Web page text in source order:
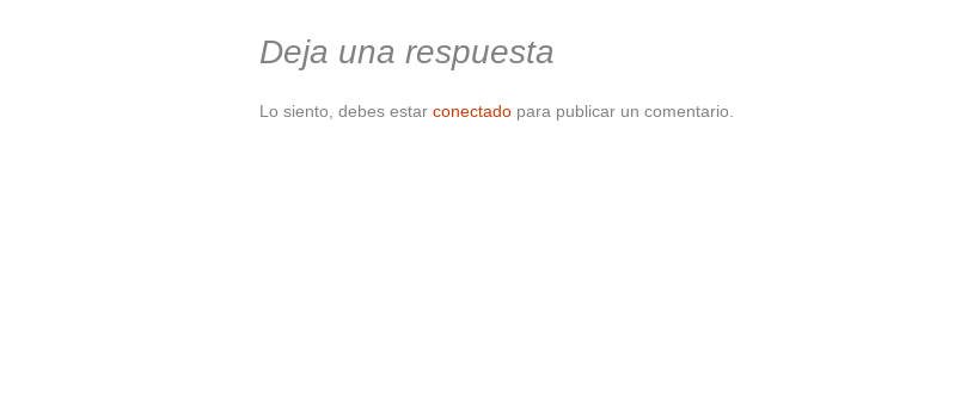
Deja una respuesta
Lo siento, debes estar conectado para publicar un comentario.